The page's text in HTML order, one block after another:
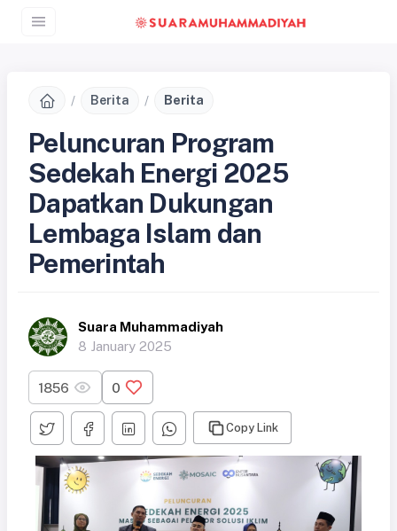
Berita Berita
Peluncuran Program
Sedekah Energi 2025
Dapatkan Dukungan
Lembaga Islam dan
Pemerintah
Suara Muhammadiyah
8 January 2025
1856 0
Copy Link